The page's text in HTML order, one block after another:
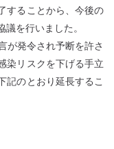
することから、今後の
を行いました。
が発令され予断を許さ
染リスクを下げる手立
記のとおり延長するこ